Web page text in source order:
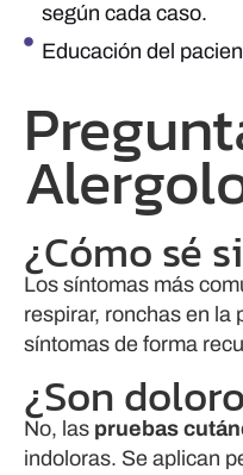
según cada caso.
Educación del
¿Cómo sé
Los síntomas más
respirar, ronchas en la
síntomas de forma
¿Son
No, las pruebas
indoloras. Se aplican